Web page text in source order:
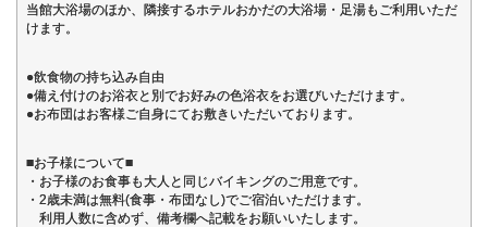
当館大浴場のほか、隣接するホテルおかだの大浴場・足湯もご利用いただ
けます。
●飲食物の持ち込み自由
●備え付けのお浴衣と別でお好みの色浴衣をお選びいただけます。
●お布団はお客様ご自身にてお敷きいただいております。
■お子様について■
・お子様のお食事も大人と同じバイキングのご用意です。
・2歳未満は無料(食事・布団なし)でご宿泊いただけます。
利用人数に含めず、備考欄へ記載をお願いいたします。